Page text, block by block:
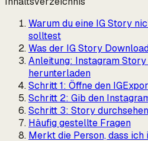
Warum du eine IG Story
solltest
Was der IG Story
Anleitung: Instagram
herunterladen
Schritt 1: Öffne den
Schritt 2: Gib den
Schritt 3: Story
Häufig gestellte Fragen
Merkt die Person, dass